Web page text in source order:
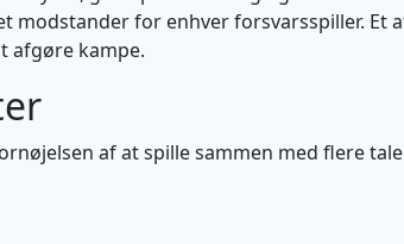
modstander for enhver forsvarsspiller.
afgøre kampe.
af at spille sammen med flere